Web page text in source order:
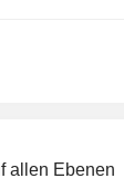
allen Ebenen